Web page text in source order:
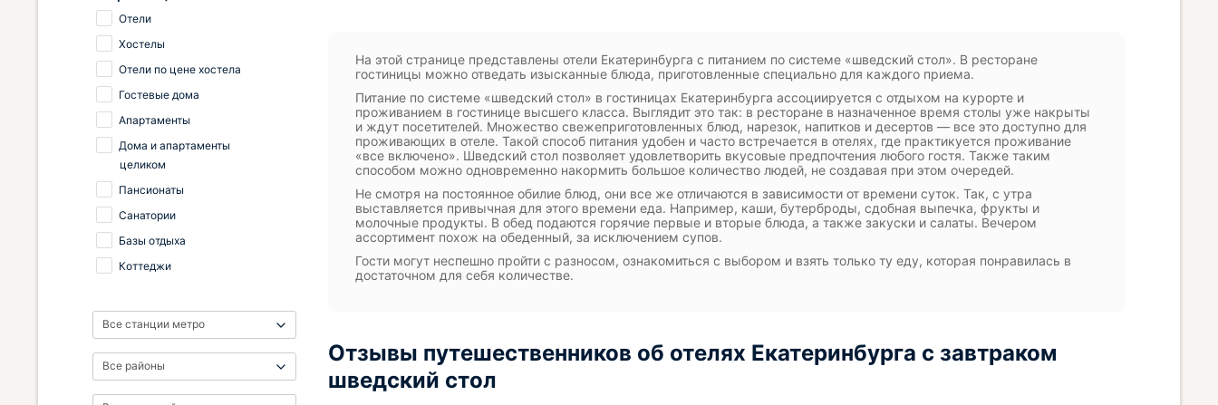
На этой странице представлены отели Екатеринбурга с питанием по системе «шведский стол». В ресторане
гостиницы можно отведать изысканные блюда, приготовленные специально для каждого приема.
Питание по системе «шведский стол» в гостиницах Екатеринбурга ассоциируется с отдыхом на курорте и
проживанием в гостинице высшего класса. Выглядит это так: в ресторане в назначенное время столы уже накрыты
и ждут посетителей. Множество свежеприготовленных блюд, нарезок, напитков и десертов — все это доступно для
проживающих в отеле. Такой способ питания удобен и часто встречается в отелях, где практикуется проживание
«все включено». Шведский стол позволяет удовлетворить вкусовые предпочтения любого гостя. Также таким
способом можно одновременно накормить большое количество людей, не создавая при этом очередей.
Не смотря на постоянное обилие блюд, они все же отличаются в зависимости от времени суток. Так, с утра
выставляется привычная для этого времени еда. Например, каши, бутерброды, сдобная выпечка, фрукты и
молочные продукты. В обед подаются горячие первые и вторые блюда, а также закуски и салаты. Вечером
ассортимент похож на обеденный, за исключением супов.
Гости могут неспешно пройти с разносом, ознакомиться с выбором и взять только ту еду, которая понравилась в
достаточном для себя количестве.
Отзывы путешественников об отелях Екатеринбурга с завтраком
шведский стол
Отели
Хостелы
Отели по цене хостела
Гостевые дома
Апартаменты
Дома и апартаменты
целиком
Пансионаты
Санатории
Базы отдыха
Коттеджи
Все станции метро
Все районы